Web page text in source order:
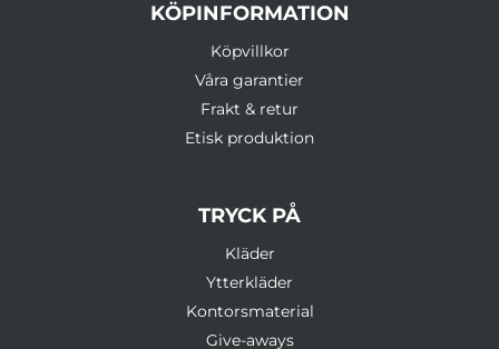
KÖPINFORMATION
Köpvillkor
Våra garantier
Frakt & retur
Etisk produktion
TRYCK PÅ
Kläder
Ytterkläder
Kontorsmaterial
Give-aways